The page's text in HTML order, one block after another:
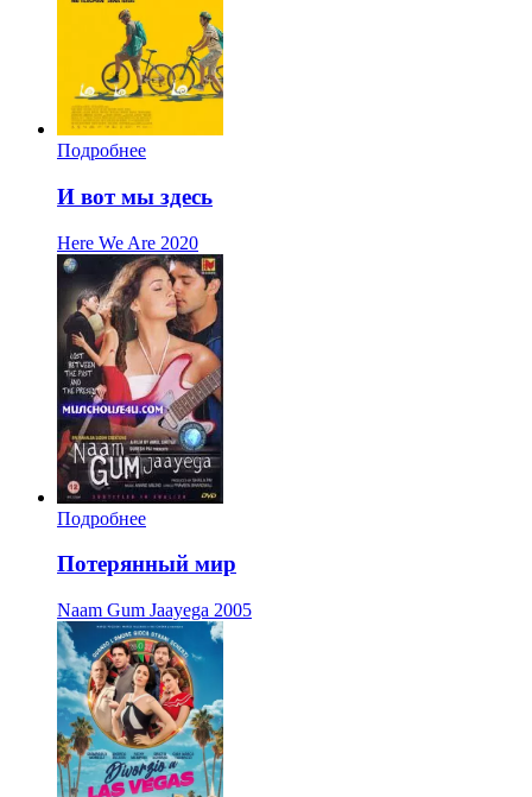
Подробнее
И вот мы здесь
Here We Are 2020
Подробнее
Потерянный мир
Naam Gum Jaayega 2005